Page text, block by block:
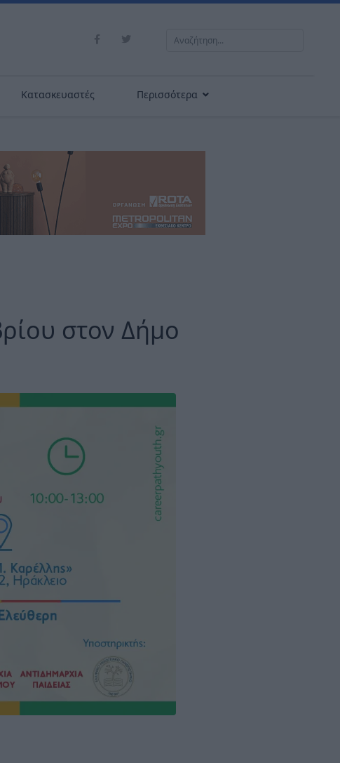
Αναζήτηση...
Κατασκευαστές Περισσότερα
στον Δήμο